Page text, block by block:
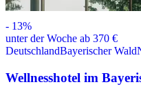
- 13%
unter der Woche ab 370 €
DeutschlandBayerischer Wald
Wellnesshotel im